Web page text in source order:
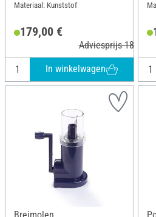
Materiaal: Kunststof
179,00 €
Adviesprijs 189,95 €
In winkelwagen